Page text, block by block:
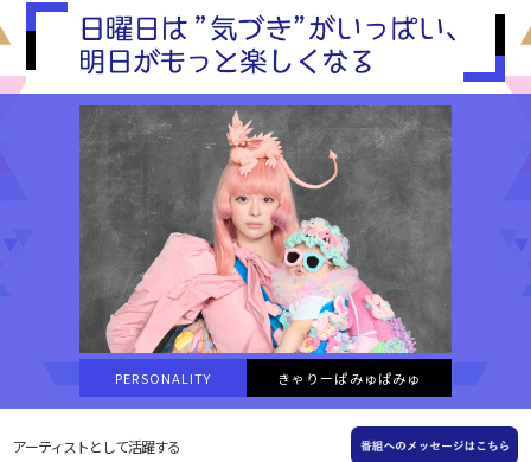
PERSONALITY きゃりーぱみゅぱみゅ
アーティストとして活躍する